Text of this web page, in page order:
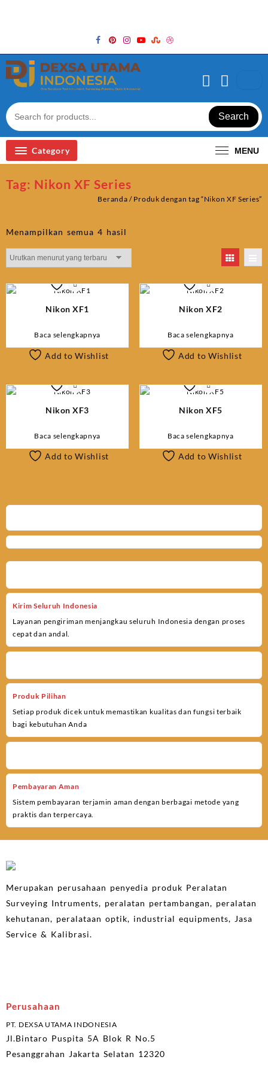
Search
Category MENU
Tag: Nikon XF Series
Beranda / Produk dengan tag “Nikon XF Series”
Menampilkan semua 4 hasil
menurut
Nikon XF1
Baca selengkapnya
Add to Wishlist
Nikon XF2
Baca selengkapnya
Add to Wishlist
Nikon XF3
Baca selengkapnya
Add to Wishlist
Nikon XF5
Baca selengkapnya
Add to Wishlist
Kirim Seluruh Indonesia
Layanan pengiriman menjangkau seluruh Indonesia dengan proses
cepat dan andal.
Produk Pilihan
Setiap produk dicek untuk memastikan kualitas dan fungsi terbaik
bagi kebutuhan Anda
Pembayaran Aman
Sistem pembayaran terjamin aman dengan berbagai metode yang
praktis dan terpercaya.
Merupakan perusahaan penyedia produk Peralatan
Surveying Intruments, peralatan pertambangan, peralatan
kehutanan, peralataan optik, industrial equipments, Jasa
Service & Kalibrasi.
Perusahaan
PT. DEXSA UTAMA INDONESIA
Jl.Bintaro Puspita 5A Blok R No.5
Pesanggrahan Jakarta Selatan 12320